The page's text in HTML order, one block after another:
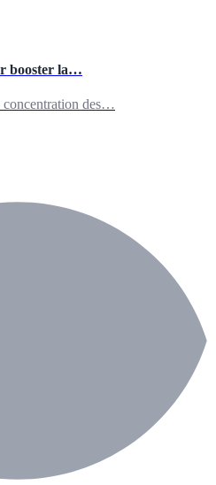
booster la…
concentration des…